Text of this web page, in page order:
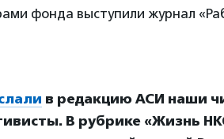
фонда выступили журнал
в редакцию АСИ наши
В рубрике «Жизнь